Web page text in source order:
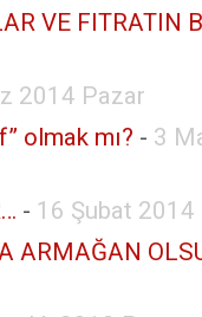
VE FITRATIN
2014 Pazar
olmak mı? - 3
- 16 Şubat 2014
ARMAĞAN